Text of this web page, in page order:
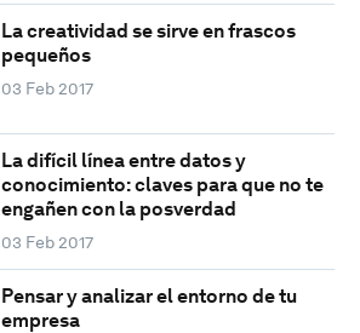
La creatividad se sirve en frascos
pequeños
03 Feb 2017
La difícil línea entre datos y
conocimiento: claves para que no te
engañen con la posverdad
03 Feb 2017
Pensar y analizar el entorno de tu
empresa